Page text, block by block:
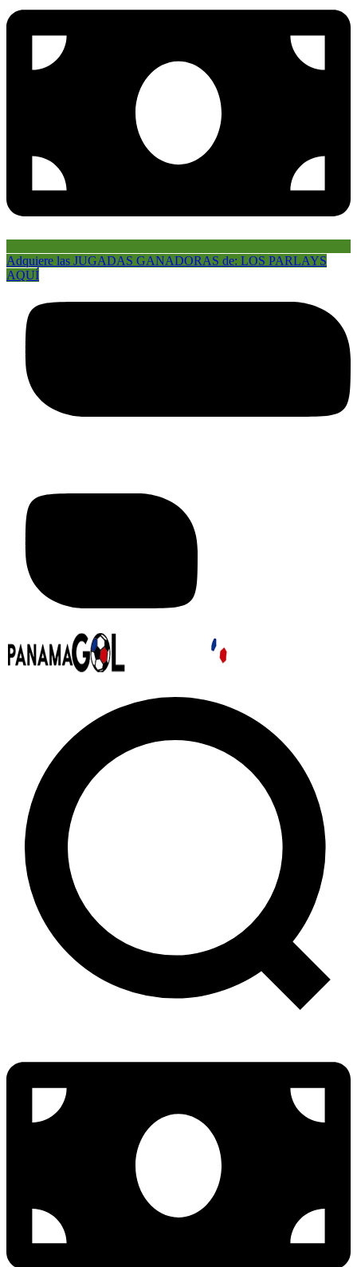
Adquiere las JUGADAS GANADORAS de: LOS PARLAYS
AQUÍ